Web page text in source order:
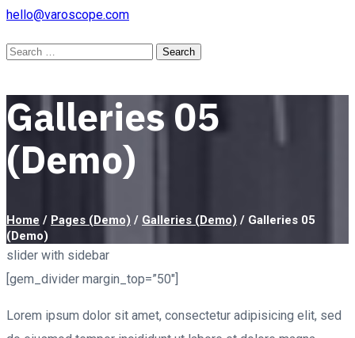
hello@varoscope.com
Galleries 05
(Demo)
Home / Pages (Demo) / Galleries (Demo) / Galleries 05
(Demo)
slider with sidebar
[gem_divider margin_top=”50″]
Lorem ipsum dolor sit amet, consectetur adipisicing elit, sed